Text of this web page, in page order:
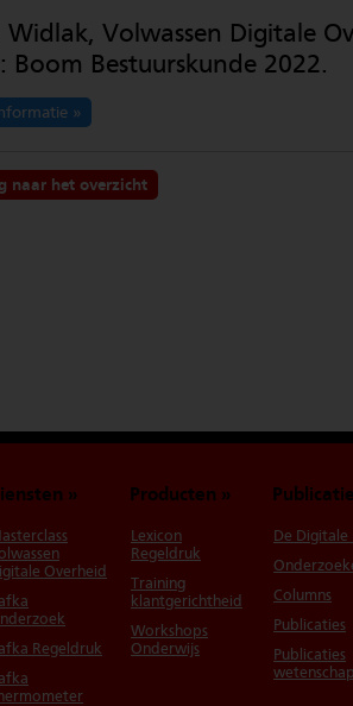
Widlak, Volwassen Digitale
Boom Bestuurskunde 2022.
naar het overzicht
Overheid
Regeldruk
Producten
Lexicon
Regeldruk
Training
klantgerichtheid
Workshops
Onderwijs
De Digitale
Columns
Publicaties
Publicaties